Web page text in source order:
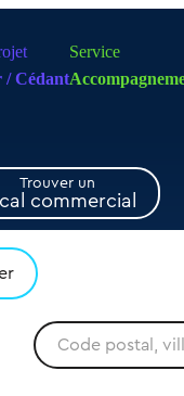
/ Cédant
Service
Trouver un
commercial